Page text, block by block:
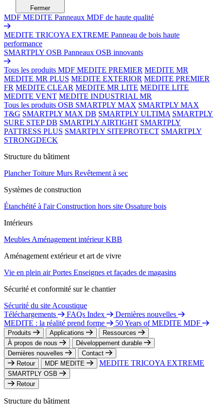
Fermer
MDF MEDITE Panneaux MDF de haute qualité
MEDITE TRICOYA EXTREME Panneau de bois haute
performance
SMARTPLY OSB Panneaux OSB innovants
Tous les produits MDF MEDITE PREMIER MEDITE MR
MEDITE MR PLUS MEDITE EXTERIOR MEDITE PREMIER
FR MEDITE CLEAR MEDITE MR LITE MEDITE LITE
MEDITE VENT MEDITE INDUSTRIAL MR
Tous les produits OSB SMARTPLY MAX SMARTPLY MAX
T&G SMARTPLY MAX DB SMARTPLY ULTIMA SMARTPLY
SURE STEP DB SMARTPLY AIRTIGHT SMARTPLY
PATTRESS PLUS SMARTPLY SITEPROTECT SMARTPLY
STRONGDECK
Structure du bâtiment
PlancherToiture Murs Revêtement à sec
Systèmes de construction
Étanchéité à l'airConstruction hors site Ossature bois
Intérieurs
Meubles Aménagement intérieurKBB
Aménagement extérieur et art de vivre
Vie en plein airPortes Enseignes et façades de magasins
Sécurité et conformité sur le chantier
Sécurité du site Acoustique
Téléchargements
FAQs Index
Dernières nouvelles
MEDITE : la réalité prend forme
50 Years of MEDITE MDF
Produits Applications
Ressources
À propos de nous
Développement durable
Dernières nouvelles
Contact
Retour
MDF MEDITE MEDITE TRICOYA EXTREME
SMARTPLY OSB
Retour
Structure du bâtiment